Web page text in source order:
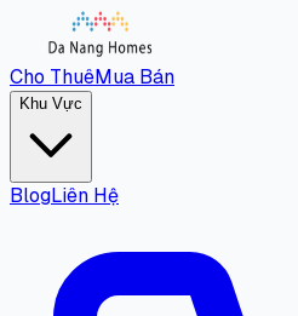
Cho ThuêMua Bán
Khu Vực
BlogLiên Hệ